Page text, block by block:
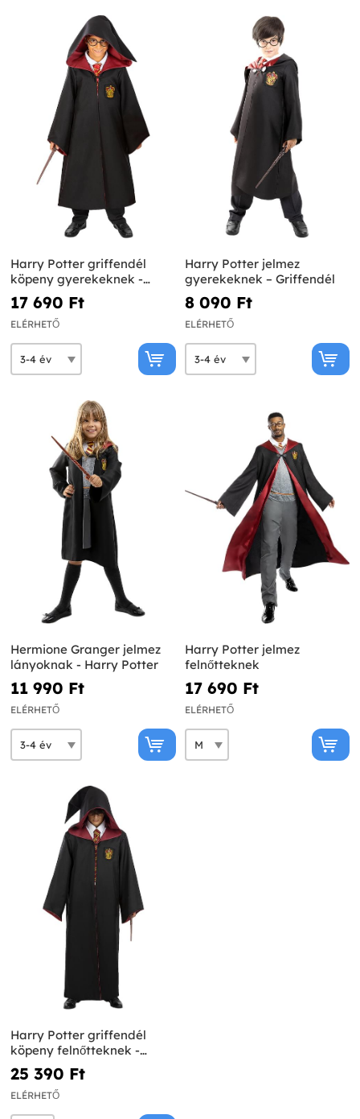
Harry Potter griffendél
köpeny gyerekeknek -
Diamond Edition
17 690 Ft‎
ELÉRHETŐ
Harry Potter jelmez
gyerekeknek – Griffendél
8 090 Ft‎
ELÉRHETŐ
Hermione Granger jelmez
lányoknak - Harry Potter
11 990 Ft‎
ELÉRHETŐ
Harry Potter jelmez
felnőtteknek
17 690 Ft‎
ELÉRHETŐ
Harry Potter griffendél
köpeny felnőtteknek -
Diamond Edition
25 390 Ft‎
ELÉRHETŐ